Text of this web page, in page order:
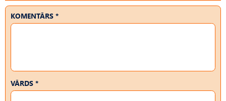
KOMENTĀRS *
VĀRDS *